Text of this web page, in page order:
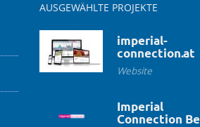
AUSGEWÄHLTE PROJEKTE
imperial-
connection.at
Website
Imperial
Connection